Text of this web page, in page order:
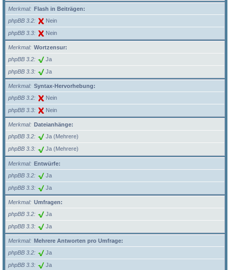
Merkmal
Flash in Beiträgen:
phpBB 3.2
Nein
phpBB 3.3 Nein
Merkmal
Wortzensur:
phpBB 3.2
Ja
phpBB 3.3 Ja
Merkmal
Syntax-Hervorhebung:
phpBB 3.2
Nein
phpBB 3.3 Nein
Merkmal
Dateianhänge:
phpBB 3.2
Ja (Mehrere)
phpBB 3.3 Ja (Mehrere)
Merkmal
Entwürfe:
phpBB 3.2
Ja
phpBB 3.3 Ja
Merkmal
Umfragen:
phpBB 3.2
Ja
phpBB 3.3 Ja
Merkmal
Mehrere Antworten pro Umfrage:
phpBB 3.2
Ja
phpBB 3.3 Ja